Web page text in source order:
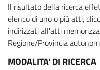
Il risultato della ricerca
elenco di uno o più atti,
indirizzati all'atti
Regione/Provincia
MODALITA' DI RICERCA